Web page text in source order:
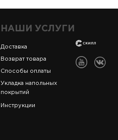
НАШИ УСЛУГИ
Доставка
Возврат товара
Способы оплаты
Укладка напольных
покрытий
Инструкции